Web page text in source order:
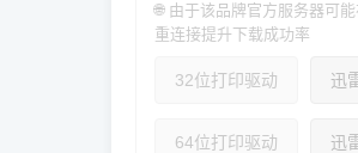
🌐 由于该品牌官方服务器可
重连接提升下载成功率
32位打印驱动 迅
64位打印驱动 迅